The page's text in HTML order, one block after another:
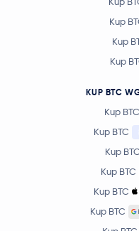
Kup
Kup
Kup
KUP BTC
Kup BTC
Kup BTC
Kup BTC
Kup BTC
Kup BTC
Kup BTC